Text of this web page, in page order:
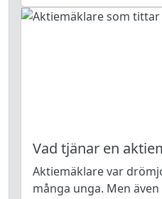
Vad tjänar en
Aktiemäklare var
många unga. Men